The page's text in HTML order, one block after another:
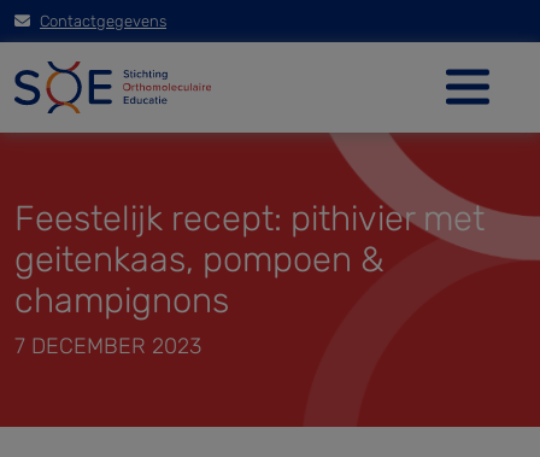
Contactgegevens
Feestelijk recept: pithivier met
geitenkaas, pompoen &
champignons
7 DECEMBER 2023